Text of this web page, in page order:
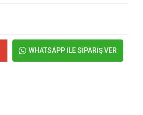
WHATSAPP İLE SİPARİŞ VER